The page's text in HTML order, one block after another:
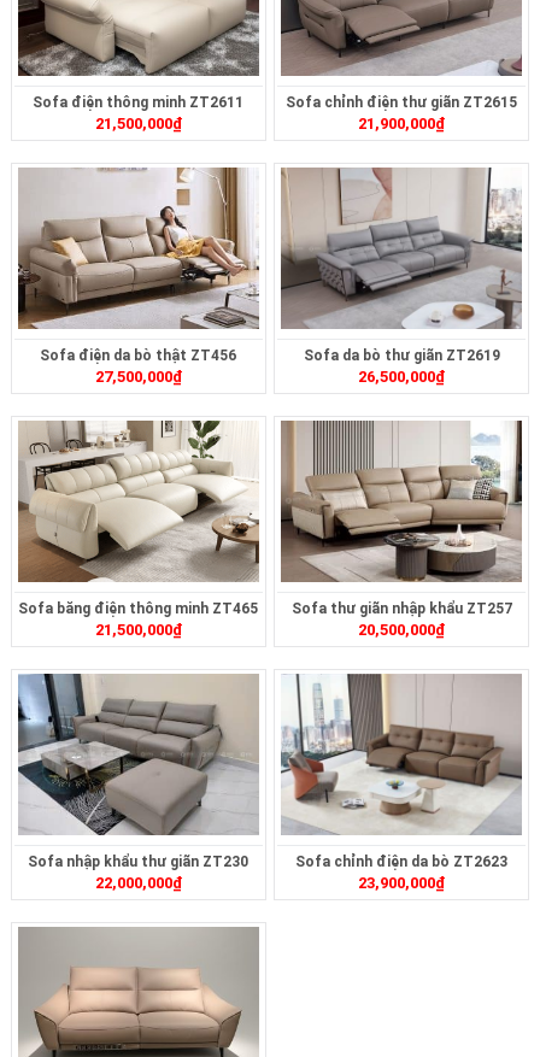
Sofa điện thông minh ZT2611
21,500,000₫
Sofa chỉnh điện thư giãn ZT2615
21,900,000₫
Sofa điện da bò thật ZT456
27,500,000₫
Sofa da bò thư giãn ZT2619
26,500,000₫
Sofa băng điện thông minh ZT465
21,500,000₫
Sofa thư giãn nhập khẩu ZT257
20,500,000₫
Sofa nhập khẩu thư giãn ZT230
22,000,000₫
Sofa chỉnh điện da bò ZT2623
23,900,000₫